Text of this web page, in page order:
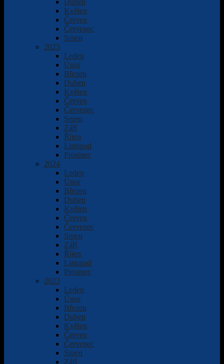
Duben
Květen
Červen
Červenec
Srpen
2025
Leden
Únor
Březen
Duben
Květen
Červen
Červenec
Srpen
Září
Říjen
Listopad
Prosinec
2024
Leden
Únor
Březen
Duben
Květen
Červen
Červenec
Srpen
Září
Říjen
Listopad
Prosinec
2023
Leden
Únor
Březen
Duben
Květen
Červen
Červenec
Srpen
Září